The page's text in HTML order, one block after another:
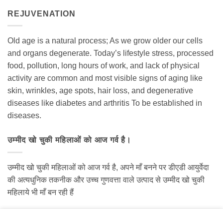
REJUVENATION
Old age is a natural process; As we grow older our cells
and organs degenerate. Today’s lifestyle stress, processed
food, pollution, long hours of work, and lack of physical
activity are common and most visible signs of aging like
skin, wrinkles, age spots, hair loss, and degenerative
diseases like diabetes and arthritis To be established in
diseases.
उम्मीद खो चुकी महिलाओं को आज गर्व है।
उम्मीद खो चुकी महिलाओं को आज गर्व है, अपने माँ बनने पर डीएडी आयुर्वेदा
की अत्यधुनिक तकनीक और उच्च गुणवत्ता वाले उत्पाद से उम्मीद खो चुकी
महिलाये भी माँ बन रही हैं